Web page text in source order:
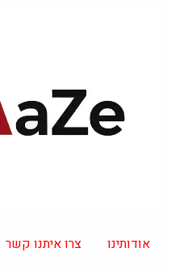
אודותינו צרו איתנו קשר